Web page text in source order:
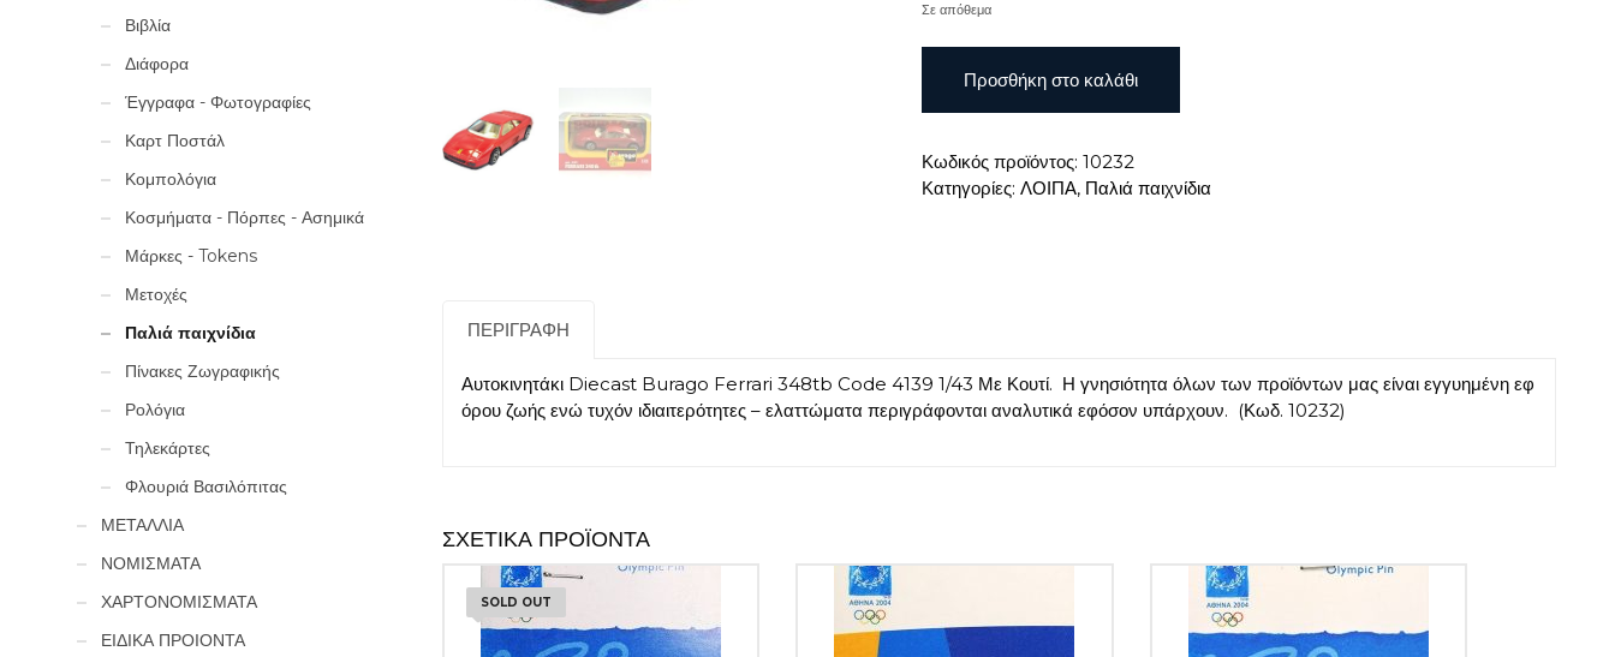
Σε απόθεμα
Diecast
Burago
348tb
Code
Προσθήκη στο καλάθι
Κωδικός προϊόντος: 10232
Κατηγορίες: ΛΟΙΠΑ, Παλιά παιχνίδια
ΠΕΡΙΓΡΑΦΉ
Αυτοκινητάκι Diecast Burago Ferrari 348tb Code 4139 1/43 Με Κουτί. Η γνησιότητα όλων των προϊόντων μας είναι εγγυημένη εφ
όρου ζωής ενώ τυχόν ιδιαιτερότητες – ελαττώματα περιγράφονται αναλυτικά εφόσον υπάρχουν. (Κωδ. 10232)
ΣΧΕΤΙΚΆ ΠΡΟΪΌΝΤΑ
SOLD OUT
Βιβλία
Διάφορα
Έγγραφα - Φωτογραφίες
Καρτ Ποστάλ
Κομπολόγια
Κοσμήματα - Πόρπες - Ασημικά
Μάρκες - Tokens
Μετοχές
Παλιά παιχνίδια
Πίνακες Ζωγραφικής
Ρολόγια
Τηλεκάρτες
Φλουριά Βασιλόπιτας
ΜΕΤΑΛΛΙΑ
ΝΟΜΙΣΜΑΤΑ
ΧΑΡΤΟΝΟΜΙΣΜΑΤΑ
ΕΙΔΙΚΑ ΠΡΟΙΟΝΤΑ